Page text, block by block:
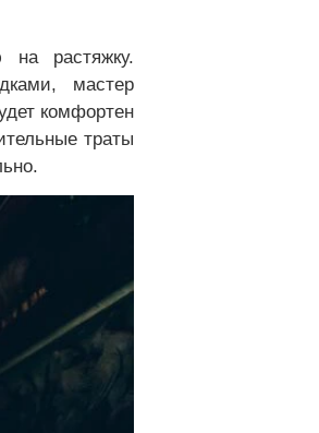
растяжку.
мастер
комфортен
траты